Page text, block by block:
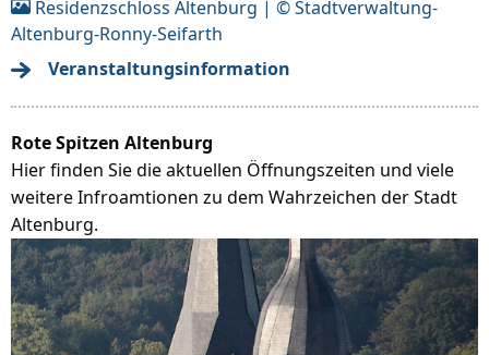
Residenzschloss Altenburg | © Stadtverwaltung-
Altenburg-Ronny-Seifarth
Veranstaltungsinformation
Rote Spitzen Altenburg
Hier finden Sie die aktuellen Öffnungszeiten und viele
weitere Infroamtionen zu dem Wahrzeichen der Stadt
Altenburg.